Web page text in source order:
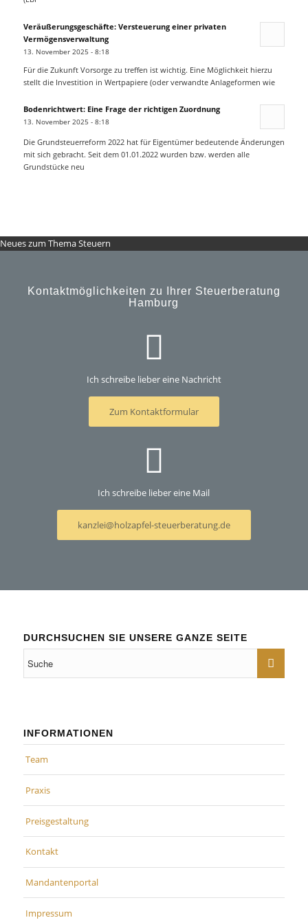
Veräußerungsgeschäfte: Versteuerung einer privaten
Vermögensverwaltung
13. November 2025 - 8:18
Für die Zukunft Vorsorge zu treffen ist wichtig. Eine Möglichkeit hierzu
stellt die Investition in Wertpapiere (oder verwandte Anlageformen wie
Bodenrichtwert: Eine Frage der richtigen Zuordnung
13. November 2025 - 8:18
Die Grundsteuerreform 2022 hat für Eigentümer bedeutende Änderungen
mit sich gebracht. Seit dem 01.01.2022 wurden bzw. werden alle
Grundstücke neu
Neues zum Thema Steuern
Kontaktmöglichkeiten zu Ihrer Steuerberatung
Hamburg
Ich schreibe lieber eine Nachricht
Zum Kontaktformular
Ich schreibe lieber eine Mail
kanzlei@holzapfel-steuerberatung.de
DURCHSUCHEN SIE UNSERE GANZE SEITE
INFORMATIONEN
Team
Praxis
Preisgestaltung
Kontakt
Mandantenportal
Impressum